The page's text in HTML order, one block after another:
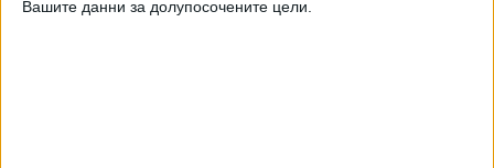
Вашите данни за долупосочените цели.